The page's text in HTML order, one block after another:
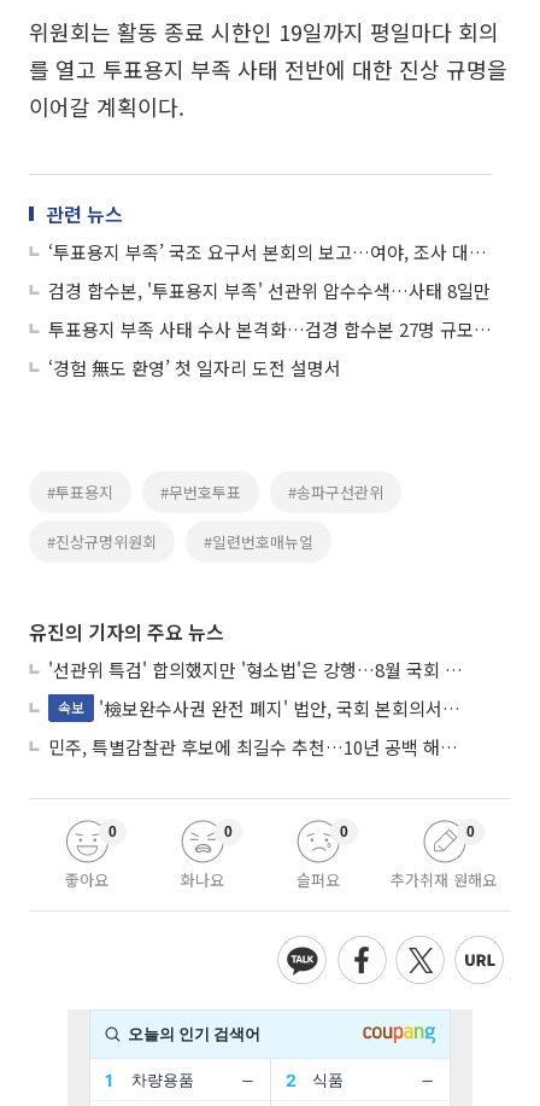
위원회는 활동 종료 시한인 19일까지 평일마다 회의
를 열고 투표용지 부족 사태 전반에 대한 진상 규명을
이어갈 계획이다.
관련 뉴스
‘투표용지 부족’ 국조 요구서 본회의 보고…여야, 조사 대상·위원장 놓고 협상 돌입
검경 합수본, '투표용지 부족' 선관위 압수수색…사태 8일만
투표용지 부족 사태 수사 본격화…검경 합수본 27명 규모 출범
‘경험 無도 환영’ 첫 일자리 도전 설명서
#투표용지 #무번호투표 #송파구선관위
#진상규명위원회 #일련번호매뉴얼
유진의 기자의 주요 뉴스
'선관위 특검' 합의했지만 '형소법'은 강행…8월 국회 '입법 2차전' 예고
속보
'檢보완수사권 완전 폐지' 법안, 국회 본회의서 민주당 주도 통과
민주, 특별감찰관 후보에 최길수 추천…10년 공백 해소 속도
좋아요
0
화나요
0
슬퍼요
0
추가취재 원해요
0